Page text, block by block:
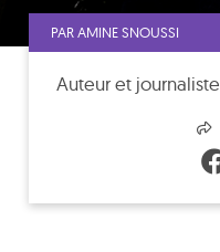
PAR AMINE SNOUSSI
Auteur et journaliste